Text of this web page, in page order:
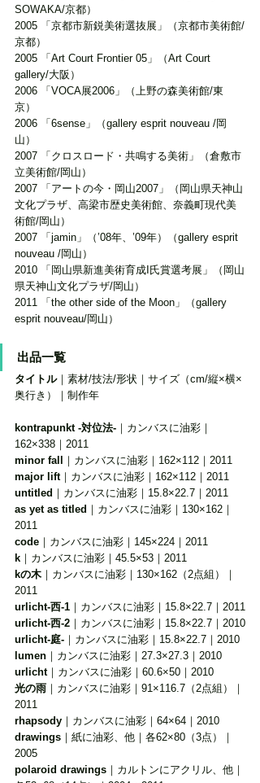
SOWAKA/京都）
2005 「京都市新鋭美術選抜展」（京都市美術館/
京都）
2005 「Art Court Frontier 05」（Art Court
gallery/大阪）
2006 「VOCA展2006」（上野の森美術館/東
京）
2006 「6sense」（gallery esprit nouveau /岡
山）
2007 「クロスロード・共鳴する美術」（倉敷市
立美術館/岡山）
2007 「アートの今・岡山2007」（岡山県天神山
文化プラザ、高梁市歴史美術館、奈義町現代美
術館/岡山）
2007 「jamin」（’08年、’09年）（gallery esprit
nouveau /岡山）
2010 「岡山県新進美術育成I氏賞選考展」（岡山
県天神山文化プラザ/岡山）
2011 「the other side of the Moon」（gallery
esprit nouveau/岡山）
出品一覧
タイトル｜素材/技法/形状｜サイズ（cm/縦×横×
奥行き）｜制作年
kontrapunkt -対位法- ｜カンバスに油彩｜
162×338｜2011
minor fall ｜カンバスに油彩｜162×112｜2011
major lift｜カンバスに油彩｜162×112｜2011
untitled ｜カンバスに油彩｜15.8×22.7｜2011
as yet as titled ｜カンバスに油彩｜130×162｜
2011
code ｜カンバスに油彩｜145×224｜2011
k ｜カンバスに油彩｜45.5×53｜2011
kの木 ｜カンバスに油彩｜130×162（2点組）｜
2011
urlicht-西-1 ｜カンバスに油彩｜15.8×22.7｜2011
urlicht-西-2 ｜カンバスに油彩｜15.8×22.7｜2010
urlicht-庭- ｜カンバスに油彩｜15.8×22.7｜2010
lumen ｜カンバスに油彩｜27.3×27.3｜2010
urlicht｜カンバスに油彩｜60.6×50｜2010
光の雨 ｜カンバスに油彩｜91×116.7（2点組）｜
2011
rhapsody ｜カンバスに油彩｜64×64｜2010
drawings ｜紙に油彩、他｜各62×80（3点）｜
2005
polaroid drawings ｜カルトンにアクリル、他｜